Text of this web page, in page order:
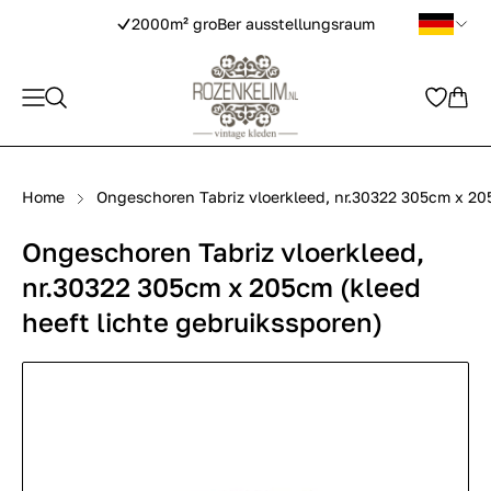
2000m² groBer ausstellungsraum
Home Ongeschoren Tabriz vloerkleed, nr.30322 305cm x
Ongeschoren Tabriz vloerkleed,
nr.30322 305cm x 205cm (kleed
heeft lichte gebruikssporen)